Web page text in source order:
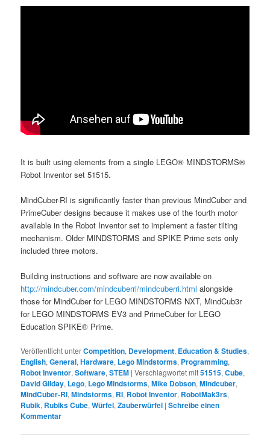
It is built using elements from a single LEGO® MINDSTORMS®
Robot Inventor set 51515.
MindCuber-RI is significantly faster than previous MindCuber and
PrimeCuber designs because it makes use of the fourth motor
available in the Robot Inventor set to implement a faster tilting
mechanism. Older MINDSTORMS and SPIKE Prime sets only
included three motors.
Building instructions and software are now available on
http://mindcuber.com/mindcuberri/mindcuberri.html alongside
those for MindCuber for LEGO MINDSTORMS NXT, MindCub3r
for LEGO MINDSTORMS EV3 and PrimeCuber for LEGO
Education SPIKE® Prime.
Veröffentlicht unterCompetition, Development, Education & Studies,
English,General,Hardware, Lego Mindstorms, Programming,
Robot Inventor,Software,STEM |Verschlagwortet mit51515,Cube,
David Gilday, Lego, Lego Mindstorms,Mike Dobson,Mindcuber,
MindCuber-RI,Mindstorms, RI, Robot Inventor, RobotMak3rs,
Rubik, Rubiks Cube,Würfel,Zauberwürfel |Schreibe einen
Kommentar